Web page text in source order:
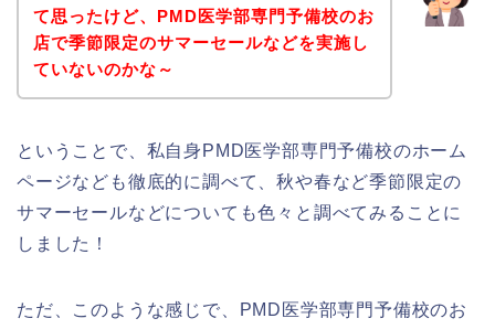
て思ったけど、PMD医学部専門予備校のお
店で季節限定のサマーセールなどを実施し
ていないのかな～
ということで、私自身PMD医学部専門予備校のホーム
ページなども徹底的に調べて、秋や春など季節限定の
サマーセールなどについても色々と調べてみることに
しました！
ただ、このような感じで、PMD医学部専門予備校のお